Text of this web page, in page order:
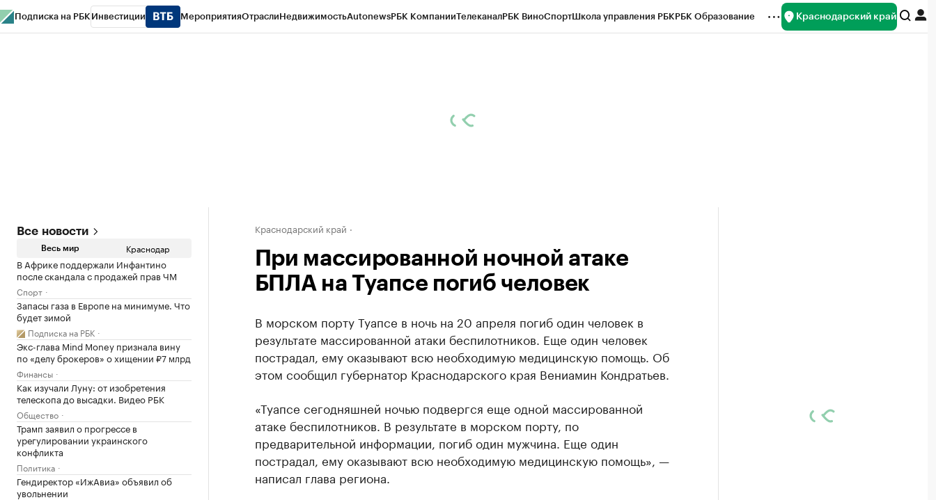
Подписка на РБК Инвестиции МероприятияОтраслиНедвижимостьAutonewsРБК КомпанииТелеканалРБК ВиноСпортШкола управления РБКРБК Образование Краснодарский край
Все новости
Весь мир Краснодар
В Африке поддержали Инфантино
после скандала с продажей прав ЧМ
Спорт
Запасы газа в Европе на минимуме. Что
будет зимой
Подписка на РБК
Экс-глава Mind Money признала вину
по «делу брокеров» о хищении ₽7 млрд
Финансы
Как изучали Луну: от изобретения
телескопа до высадки. Видео РБК
Общество
Трамп заявил о прогрессе в
урегулировании украинского
конфликта
Политика
Гендиректор «ИжАвиа» объявил об
увольнении
Краснодарский край
При массированной ночной атаке
БПЛА на Туапсе погиб человек
В морском порту Туапсе в ночь на 20 апреля погиб один человек в
результате массированной атаки беспилотников. Еще один человек
пострадал, ему оказывают всю необходимую медицинскую помощь. Об
этом сообщил губернатор Краснодарского края Вениамин Кондратьев.
«Туапсе сегодняшней ночью подвергся еще одной массированной
атаке беспилотников. В результате в морском порту, по
предварительной информации, погиб один мужчина. Еще один
пострадал, ему оказывают всю необходимую медицинскую помощь», —
написал глава региона.